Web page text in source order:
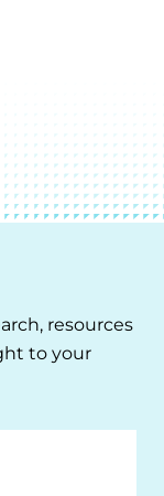
resources
to your